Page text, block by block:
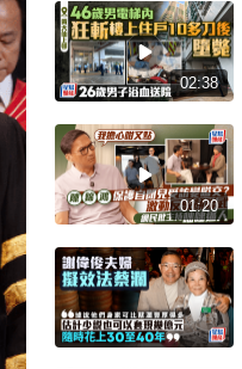
02:38
01:20